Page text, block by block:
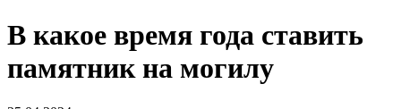
В какое время года ставить
памятник на могилу